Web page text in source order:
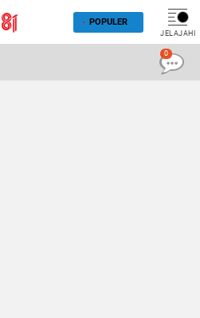
POPULER
JELAJAHI
0